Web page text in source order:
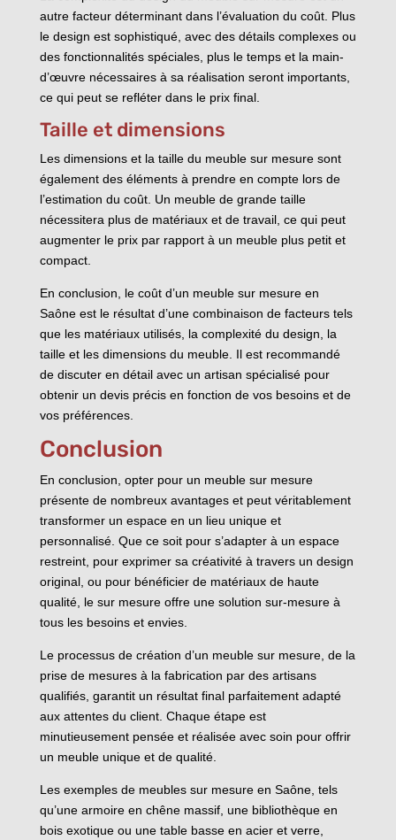
autre facteur déterminant dans l’évaluation du coût. Plus
le design est sophistiqué, avec des détails complexes ou
des fonctionnalités spéciales, plus le temps et la main-
d’œuvre nécessaires à sa réalisation seront importants,
ce qui peut se refléter dans le prix final.
Taille et dimensions
Les dimensions et la taille du meuble sur mesure sont
également des éléments à prendre en compte lors de
l’estimation du coût. Un meuble de grande taille
nécessitera plus de matériaux et de travail, ce qui peut
augmenter le prix par rapport à un meuble plus petit et
compact.
En conclusion, le coût d’un meuble sur mesure en
Saône est le résultat d’une combinaison de facteurs tels
que les matériaux utilisés, la complexité du design, la
taille et les dimensions du meuble. Il est recommandé
de discuter en détail avec un artisan spécialisé pour
obtenir un devis précis en fonction de vos besoins et de
vos préférences.
Conclusion
En conclusion, opter pour un meuble sur mesure
présente de nombreux avantages et peut véritablement
transformer un espace en un lieu unique et
personnalisé. Que ce soit pour s’adapter à un espace
restreint, pour exprimer sa créativité à travers un design
original, ou pour bénéficier de matériaux de haute
qualité, le sur mesure offre une solution sur-mesure à
tous les besoins et envies.
Le processus de création d’un meuble sur mesure, de la
prise de mesures à la fabrication par des artisans
qualifiés, garantit un résultat final parfaitement adapté
aux attentes du client. Chaque étape est
minutieusement pensée et réalisée avec soin pour offrir
un meuble unique et de qualité.
Les exemples de meubles sur mesure en Saône, tels
qu’une armoire en chêne massif, une bibliothèque en
bois exotique ou une table basse en acier et verre,